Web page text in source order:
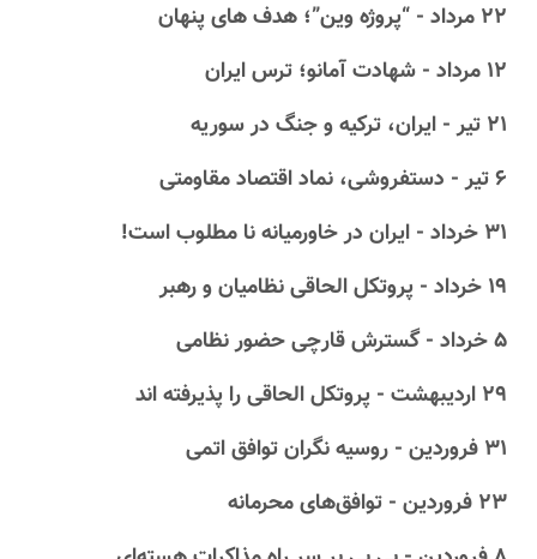
۲۲ مرداد - “پروژه وین”؛ هدف های پنهان
۱۲ مرداد - شهادت آمانو؛ ترس ایران
۲۱ تیر - ایران، ترکیه و جنگ در سوریه
۶ تیر - دستفروشی، نماد اقتصاد مقاومتی
۳۱ خرداد - ایران در خاورمیانه نا مطلوب است!
۱۹ خرداد - پروتکل الحاقی نظامیان و رهبر
۵ خرداد - گسترش قارچی حضور نظامی
۲۹ اردیبهشت - پروتکل الحاقی را پذیرفته اند
۳۱ فروردین - روسیه نگران توافق اتمی
۲۳ فروردین - توافق‌های محرمانه